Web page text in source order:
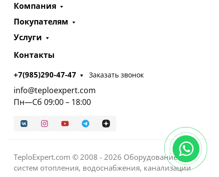
Компания
Покупателям
Услуги
Контакты
+7(985)290-47-47 Заказать звонок
info@teploexpert.com
Пн—Сб 09:00 – 18:00
TeploExpert.com © 2008 - 2026 Оборудование для
систем отопления, водоснабжения, канализации